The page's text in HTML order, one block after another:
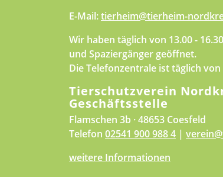
E-Mail:tierheim@tierheim-
Wir haben täglich von 13.00 -
und Spaziergänger geöffnet.
Die Telefonzentrale ist täglich von
Tierschutzverein
Geschäftsstelle
Flamschen 3b · 48653 Coesfeld
Telefon 02541 900 988 4 |
weitere Informationen